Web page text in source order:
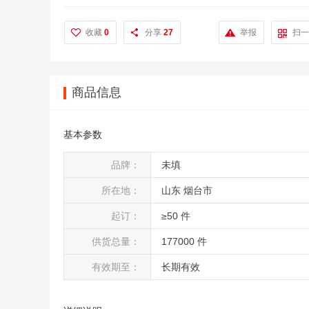
收藏 0 分享 27 扫
举报
商品信息
基本参数
品牌： 未填
所在地： 山东 烟台市
起订： ≥50 件
供货总量： 177000 件
有效期至： 长期有效